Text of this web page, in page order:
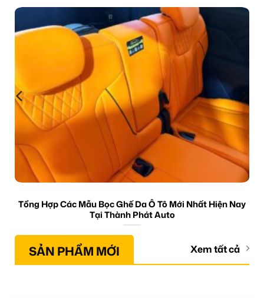
Tổng Hợp Các Mẫu Bọc Ghế Da Ô Tô Mới Nhất Hiện Nay
Tại Thành Phát Auto
SẢN PHẨM MỚI Xem tất cả